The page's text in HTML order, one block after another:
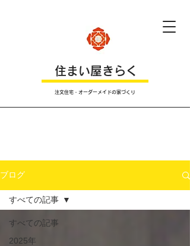
​住まい屋きらく
注文住宅・オーダーメイドの家づくり
ブログ
すべての記事
2025年
すべての記事